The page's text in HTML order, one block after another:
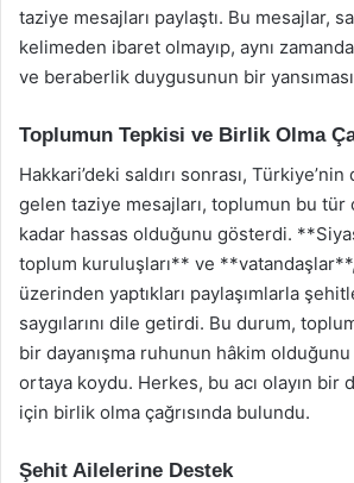
taziye mesajları paylaştı. Bu mesajlar,
kelimeden ibaret olmayıp, aynı
ve beraberlik duygusunun bir
Toplumun Tepkisi ve Birlik Olma
Hakkari’deki saldırı sonrası,
gelen taziye mesajları, toplumun bu tür
kadar hassas olduğunu gösterdi.
toplum kuruluşları** ve
üzerinden yaptıkları paylaşımlarla
saygılarını dile getirdi. Bu durum,
bir dayanışma ruhunun hâkim
ortaya koydu. Herkes, bu acı olayın bir
için birlik olma çağrısında bulundu.
Şehit Ailelerine Destek